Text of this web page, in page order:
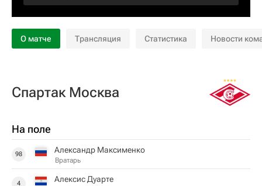
О матче Трансляция Статистика Новости
Спартак Москва
На поле
98 Александр Максименко
Вратарь
4 Алексис Дуарте